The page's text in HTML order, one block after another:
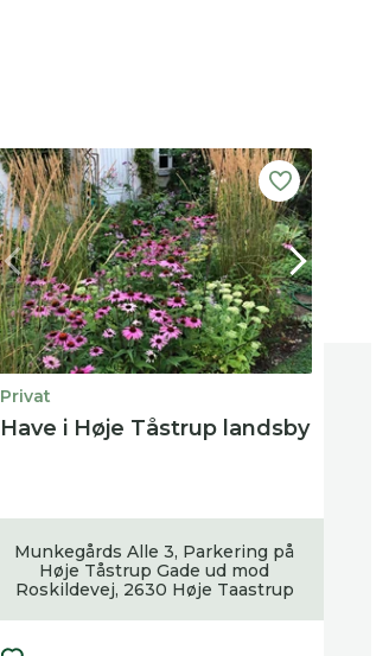
Privat
Have i Høje Tåstrup landsby
Munkegårds Alle 3, Parkering på
Høje Tåstrup Gade ud mod
Roskildevej, 2630 Høje Taastrup